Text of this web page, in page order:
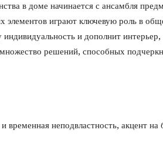
в доме начинается с ансамбля
элементов играют ключевую роль в
индивидуальность и дополнит
решений, способных
временная неподвластность, акцент